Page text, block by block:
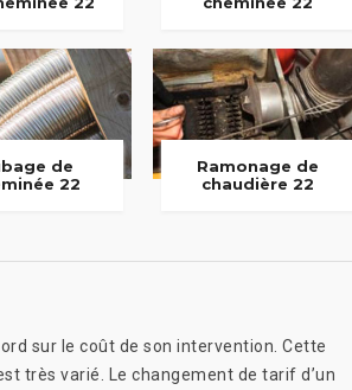
de
22
Ramonage de
chaudière 22
sur le coût de son intervention. Cette
très varié. Le changement de tarif d’un